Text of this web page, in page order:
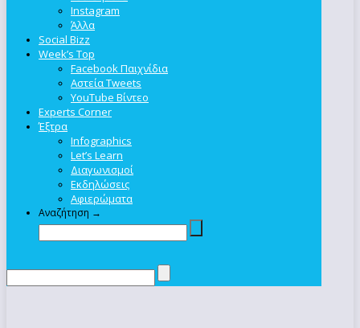
Instagram
Άλλα
Social Bizz
Week’s Top
Facebook Παιχνίδια
Αστεία Tweets
YouTube Βίντεο
Experts Corner
Έξτρα
Infographics
Let’s Learn
Διαγωνισμοί
Εκδηλώσεις
Αφιερώματα
Αναζήτηση →